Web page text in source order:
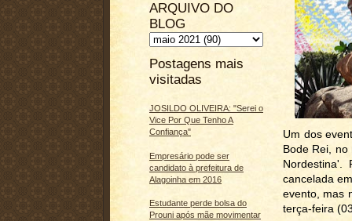
ARQUIVO DO
BLOG
Postagens mais
visitadas
JOSILDO OLIVEIRA: "Serei o
Vice Por Que Tenho A
Confiança"
Empresário pode ser
candidato à prefeitura de
Alagoinha em 2016
Estudante perde bolsa do
Prouni após mãe movimentar
Um dos
Bode Rei,
Nordestina'.
cancelada
evento, mas
terça-feira